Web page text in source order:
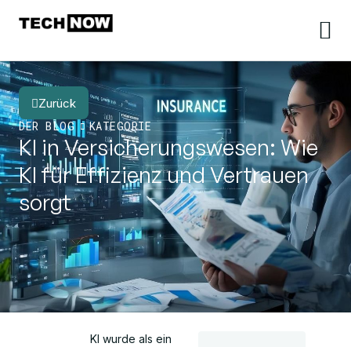
Zurück
DER BLOG
KATEGORIE
KI in Versicherungswesen: Wie
KI für Effizienz und Vertrauen
sorgt
KI wurde als ein